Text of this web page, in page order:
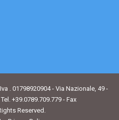
. 01798920904 - Via Nazionale, 49 -
+39.0789.709.779 - Fax
Reserved.